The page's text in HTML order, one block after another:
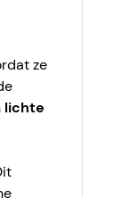
ze
lichte